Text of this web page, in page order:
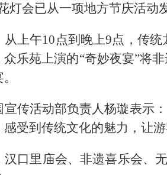
灯会已从一项地方节庆活动
从上午10点到晚上9点，传
乐苑上演的“奇妙夜宴”将
宣传活动部负责人杨璇表示
受到传统文化的魅力，让
汉口里庙会、非遗喜乐会、